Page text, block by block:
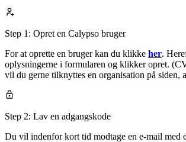
Step 1: Opret en Calypso bruger
For at oprette en bruger kan du klikke her.
oplysningerne i formularen og klikker opret.
vil du gerne tilknyttes en organisation på siden,
Step 2: Lav en adgangskode
Du vil indenfor kort tid modtage en e-mail med